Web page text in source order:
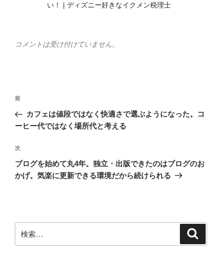
い！ | ディズニー好きなイクメン税理士
コメントは受け付けていません。
投
ナ
ゲ
ー
シ
前
の
前
カフェは値段ではなく快適さで選ぶようになった。コ
ーヒー代ではなく場所代と考える
次
の
投
次
ブログを始めて丸4年。独立・出版できたのはブログのお
かげ。気楽に更新できる環境だから続けられる
索: